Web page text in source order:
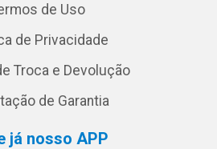
de Uso
de Privacidade
Troca e Devolução
de Garantia
já nosso APP